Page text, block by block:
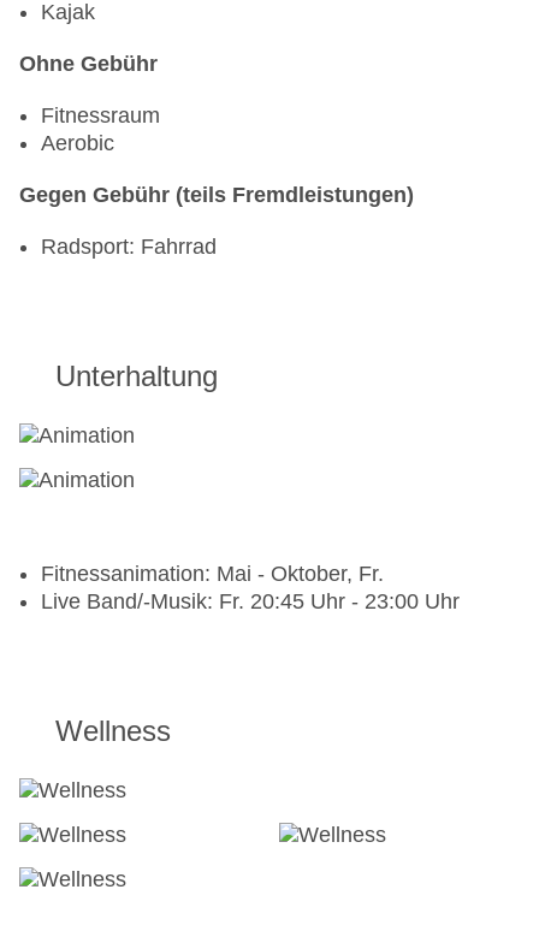
Kajak
Ohne Gebühr
Fitnessraum
Aerobic
Gegen Gebühr (teils Fremdleistungen)
Radsport: Fahrrad
Unterhaltung
Fitnessanimation: Mai - Oktober, Fr.
Live Band/-Musik: Fr. 20:45 Uhr - 23:00 Uhr
Wellness